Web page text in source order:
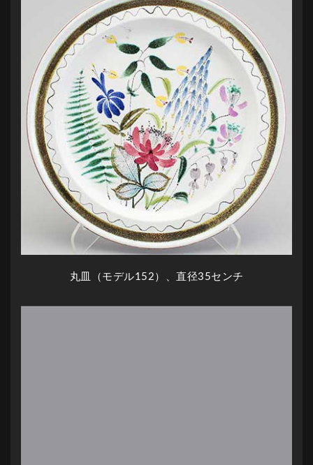
丸皿（モデル152）、直径35センチ